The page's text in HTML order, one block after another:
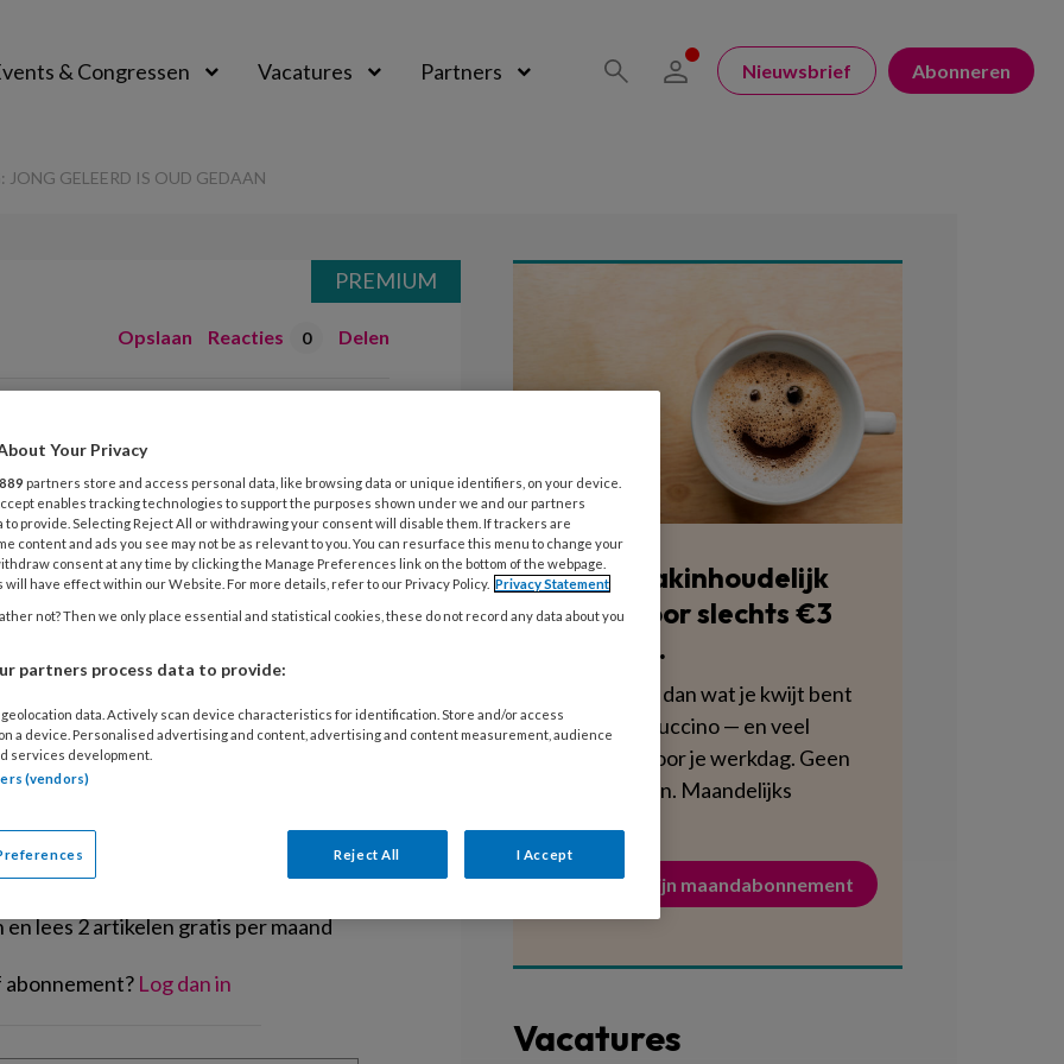
& Congressen Vacatures Partners Nieuwsbrief Abonneren
GELEERD IS OUD GEDAAN
Opslaan Reacties 0 Delen
jong
daarom is het zo belangrijk om al
met een gezonde leefstijl. Het
maakt aandacht voor die
lezen?
lees 2 artikelen gratis per maand
Log dan in
PREMIUM
Blijf vakinhoudelijk
scherp voor slechts €3
per week.
Dat is minder dan wat je kwijt bent
aan een cappuccino — en veel
voedzamer voor je werkdag. Geen
verplichtingen. Maandelijks
Activeer mijn maandabonnement
Vacatures
Your Privacy
889 partners store and access personal data, like browsing data or unique identifiers, on your device.
enables tracking technologies to support the purposes shown under we and our partners
to provide. Selecting Reject All or withdrawing your consent will disable them. If trackers are
content and ads you see may not be as relevant to you. You can resurface this menu to change your
consent at any time by clicking the Manage Preferences link on the bottom of the webpage.
will have effect within our Website. For more details, refer to our Privacy Policy. Privacy Statement
not? Then we only place essential and statistical cookies, these do not record any data about you
partners process data to provide:
data. Actively scan device characteristics for identification. Store and/or access
a device. Personalised advertising and content, advertising and content measurement, audience
services development.
(vendors)
Reject All I Accept